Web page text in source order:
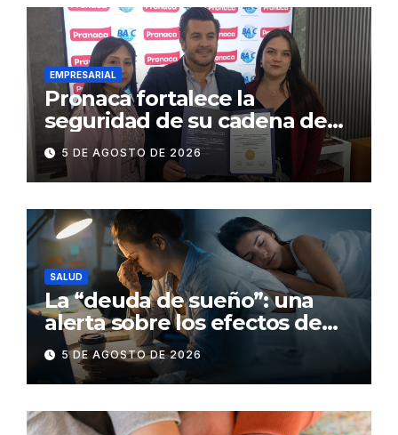
EMPRESARIAL
Pronaca fortalece la
seguridad de su cadena de
suministro con certificación
BASC en dos plantas
5 DE AGOSTO DE 2026
SALUD
La “deuda de sueño”: una
alerta sobre los efectos de
dormir mal en la salud física y
mental
5 DE AGOSTO DE 2026